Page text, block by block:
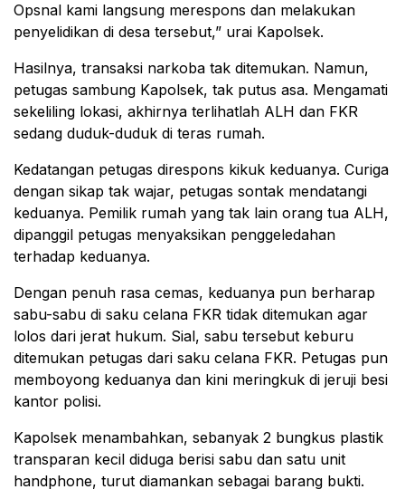
Opsnal kami langsung merespons dan melakukan
penyelidikan di desa tersebut,” urai Kapolsek.
Hasilnya, transaksi narkoba tak ditemukan. Namun,
petugas sambung Kapolsek, tak putus asa. Mengamati
sekeliling lokasi, akhirnya terlihatlah ALH dan FKR
sedang duduk-duduk di teras rumah.
Kedatangan petugas direspons kikuk keduanya. Curiga
dengan sikap tak wajar, petugas sontak mendatangi
keduanya. Pemilik rumah yang tak lain orang tua ALH,
dipanggil petugas menyaksikan penggeledahan
terhadap keduanya.
Dengan penuh rasa cemas, keduanya pun berharap
sabu-sabu di saku celana FKR tidak ditemukan agar
lolos dari jerat hukum. Sial, sabu tersebut keburu
ditemukan petugas dari saku celana FKR. Petugas pun
memboyong keduanya dan kini meringkuk di jeruji besi
kantor polisi.
Kapolsek menambahkan, sebanyak 2 bungkus plastik
transparan kecil diduga berisi sabu dan satu unit
handphone, turut diamankan sebagai barang bukti.